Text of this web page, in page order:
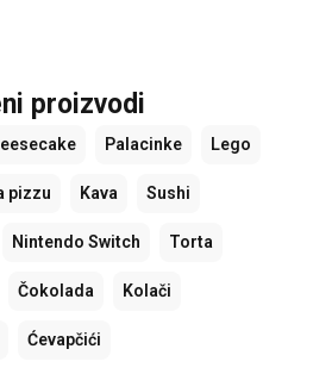
proizvodi
Palacinke Lego
pizzu Kava Sushi
Nintendo Switch Torta
Čokolada Kolači
Ćevapčići